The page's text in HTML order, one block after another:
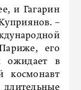
и Гагарин
–
его
ожидает в
космонавт